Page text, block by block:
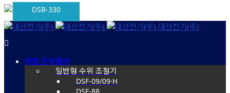
Skip
content
대산전기(주)
레벨 콘트롤러
일반형 수위 조절기
DSF-09/09·H
DSB-325
DSB-330